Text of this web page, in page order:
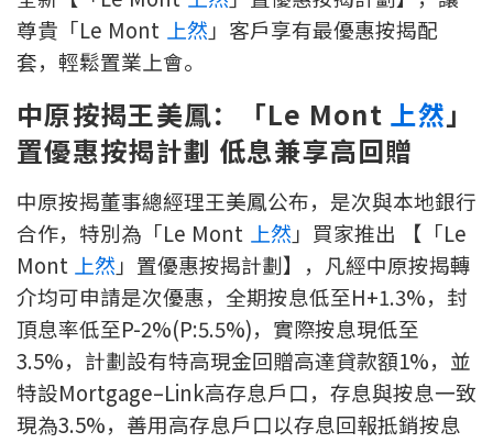
下載中心
按揭全面睇
新聞/研究
公司動態
按市新聞
統計數據庫
按揭快趣智識
按揭智庫
尊貴「Le Mont 上然 」客戶享有最優惠按揭配
套，輕鬆置業上會。
中原按揭王美鳳：「Le Mont 上然」
置優惠按揭計劃 低息兼享高回贈
中原按揭董事總經理王美鳳公布，是次與本地銀行
合作，特別為「Le Mont 上然 」買家推出 【「Le
Mont 上然 」置優惠按揭計劃】，凡經中原按揭轉
介均可申請是次優惠，全期按息低至H+1.3%，封
頂息率低至P-2%(P:5.5%)，實際按息現低至
3.5%，計劃設有特高現金回贈高達貸款額1%，並
特設Mortgage–Link高存息戶口，存息與按息一致
現為3.5%，善用高存息戶口以存息回報抵銷按息